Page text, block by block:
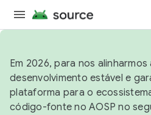
Em 2026, para nos
desenvolvimento estável e
plataforma para o
código-fonte no AOSP no